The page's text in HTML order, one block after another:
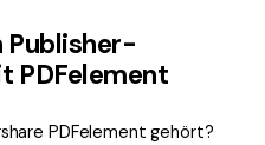
Publisher-
PDFelement
PDFelement gehört?